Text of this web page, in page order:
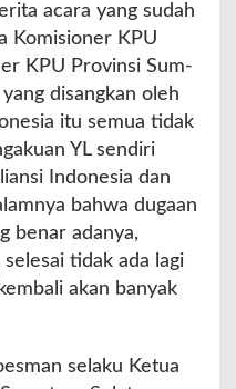
acara yang sudah
Komisioner KPU
KPU Provinsi Sum-
disangkan oleh
itu semua tidak
YL sendiri
Indonesia dan
bahwa dugaan
benar adanya,
tidak ada lagi
akan banyak
selaku Ketua